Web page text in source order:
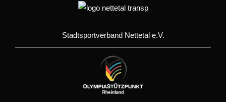
Stadtsportverband Nettetal e.V.